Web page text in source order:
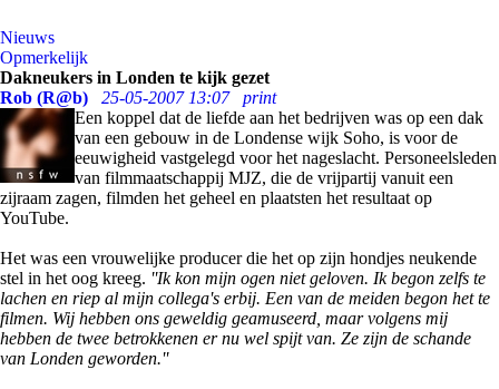
Nieuws
Opmerkelijk
Dakneukers in Londen te kijk gezet
Rob (R@b)
25-05-2007 13:07
print
Een koppel dat de liefde aan het bedrijven was op een dak
van een gebouw in de Londense wijk Soho, is voor de
eeuwigheid vastgelegd voor het nageslacht. Personeelsleden
van filmmaatschappij MJZ, die de vrijpartij vanuit een
zijraam zagen, filmden het geheel en plaatsten het resultaat op
YouTube.
Het was een vrouwelijke producer die het op zijn hondjes neukende
stel in het oog kreeg. ''Ik kon mijn ogen niet geloven. Ik begon zelfs te
lachen en riep al mijn collega's erbij. Een van de meiden begon het te
filmen. Wij hebben ons geweldig geamuseerd, maar volgens mij
hebben de twee betrokkenen er nu wel spijt van. Ze zijn de schande
van Londen geworden.''